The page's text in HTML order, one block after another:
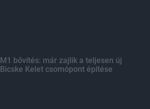
M1 bővítés: már zajlik a teljesen új
Bicske Kelet csomópont építése